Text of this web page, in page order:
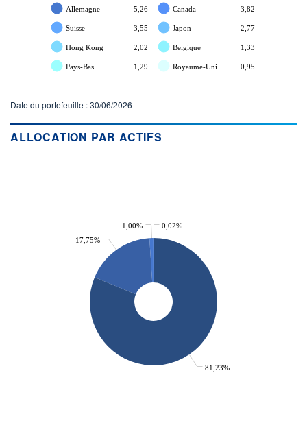
Allemagne 5,26 Canada 3,82
Suisse 3,55 Japon 2,77
Hong Kong 2,02 Belgique 1,33
Pays-Bas 1,29 Royaume-Uni 0,95
Date du portefeuille : 30/06/2026
ALLOCATION PAR ACTIFS
81,23%
17,75%
1,00% 0,02%